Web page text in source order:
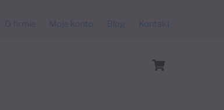
O firmie
Moje konto Blog Kontakt